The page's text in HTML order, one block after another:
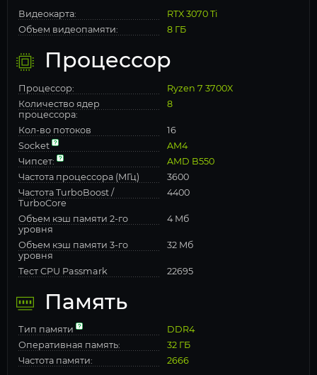
Видеокарта:
RTX 3070 Ti
Объем видеопамяти:
8 ГБ
Процессор
Процессор:
Ryzen 7 3700X
Количество ядер
процессора:
8
Кол-во потоков
16
Socket
AM4
Чипсет:
AMD B550
Частота процессора (МГц)
3600
Частота TurboBoost /
TurboCore
4400
Объем кэш памяти 2-го
уровня
4 Мб
Объем кэш памяти 3-го
уровня
32 Мб
Тест CPU Passmark 22695
Память
Тип памяти
DDR4
Оперативная память:
32 ГБ
Частота памяти:
2666